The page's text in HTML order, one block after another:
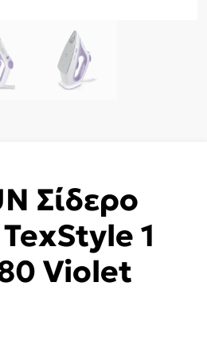
Σίδερο
1
Violet